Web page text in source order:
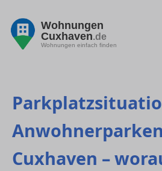
Wohnungen
Cuxhaven.de
Wohnungen einfach finden
Cuxhaven –